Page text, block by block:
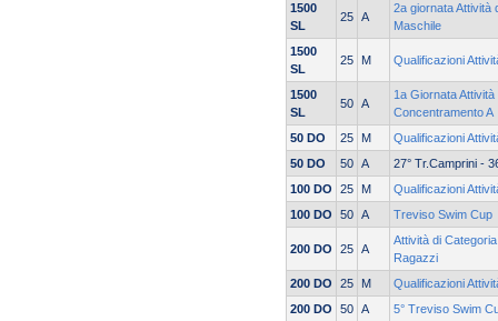
1500
SL
25 A
2a giornata Attività
Maschile
1500
SL
25 M Qualificazioni
1500
SL
50 A
1a Giornata
Concentramento A
50 DO
25 M
Qualificazioni
50 DO
50 A
27° Tr.Camprini -
100 DO
25 M
Qualificazioni
100 DO
50 A Treviso Swim Cup
200 DO 25 A
Attività di
Ragazzi
200 DO
25 M
Qualificazioni
200 DO
50 A
5° Treviso Swim